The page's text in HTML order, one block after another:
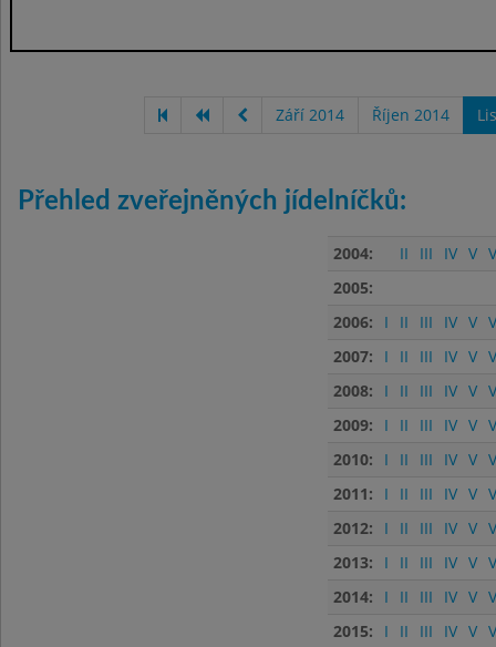
Září 2014 Říjen 2014
Přehled zveřejněných jídelníčků:
2004: II III IV V
2005:
2006:
I II III IV V
2007:
I II III IV V
2008:
I II III IV V
2009:
I II III IV V
2010:
I II III IV V
2011:
I II III IV V
2012:
I II III IV V
2013:
I II III IV V
2014:
I II III IV V
2015:
I II III IV V